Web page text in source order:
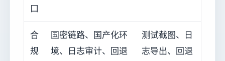
口
合
规
国密链路、国产化环
境、日志审计、回退
测试截图、日
志导出、回退